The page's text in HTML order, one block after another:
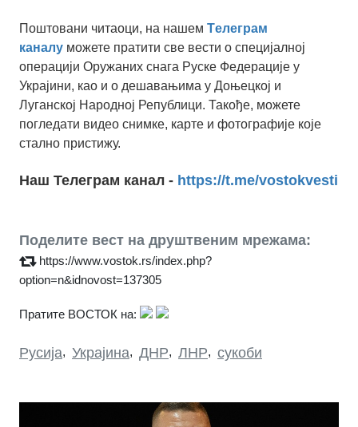
Поштовани читаоци, на нашем Tелеграм
каналу можете пратити све вести о специјалној
операцији Оружаних снага Руске Федерације у
Украјини, као и о дешавањима у Доњецкој и
Луганској Народној Републици. Такође, можете
погледати видео снимке, карте и фотографије које
стално пристижу.
Наш Телеграм канал - https://t.me/vostokvesti
Поделите вест на друштвеним мрежама:
https://www.vostok.rs/index.php?
option=n&idnovost=137305
Пратите ВОСТОК на:
Русија, Украјина, ДНР, ЛНР, сукоби